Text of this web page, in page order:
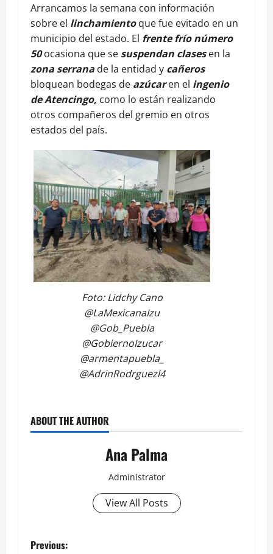
Arrancamos la semana con información
sobre el linchamientoque fue evitado en un
municipio del estado. El frente frío número
50ocasiona que se suspendan clasesen la
zona serrana de la entidad y cañeros
bloquean bodegas de azúcaren el ingenio
de Atencingo, como lo están realizando
otros compañeros del gremio en otros
estados del país.
Foto: Lidchy Cano
@LaMexicanaIzu
@Gob_Puebla
@GobiernoIzucar
@armentapuebla_
@AdrinRodrguezl4
ABOUT THE AUTHOR
Ana Palma
Administrator
View All Posts
Previous: